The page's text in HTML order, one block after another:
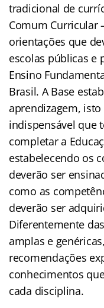
tradicional de
Comum Curricular
orientações que
escolas públicas e
Ensino
Brasil. A Base
aprendizagem,
indispensável que
completar a
estabelecendo os
deverão ser
como as
deverão ser
Diferentemente
amplas e
recomendações
conhecimentos
cada disciplina.